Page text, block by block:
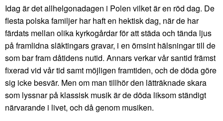
Idag är det allhelgonadagen i Polen vilket är en röd dag. De
flesta polska familjer har haft en hektisk dag, när de har
färdats mellan olika kyrkogårdar för att städa och tända ljus
på framlidna släktingars gravar, i en ömsint hälsningar till de
som bar fram dåtidens nutid. Annars verkar vår santid främst
fixerad vid vår tid samt möjligen framtiden, och de döda göre
sig icke besvär. Men om man tillhör den lätträknade skara
som lyssnar på klassisk musik är de döda liksom ständigt
närvarande i livet, och då genom musiken.